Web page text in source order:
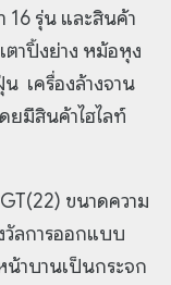
16 รุ่น และสินค้า
ตาปิ้งย่าง หม้อหุง
เครื่องล้างจาน
ยมีสินค้าไฮไลท์
ขนาดความ
วัลการออกแบบ
าบานเป็นกระจก